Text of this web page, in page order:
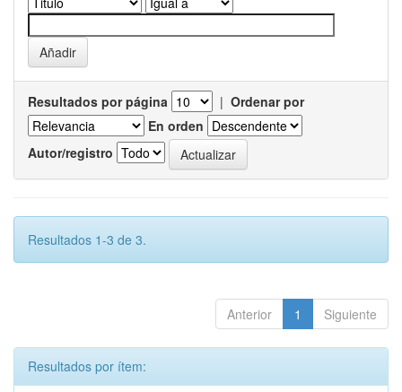
Resultados por página | Ordenar por
En orden
Autor/registro
Resultados 1-3 de 3.
Anterior 1 Siguiente
Resultados por ítem: